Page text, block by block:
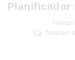
Planificador
También